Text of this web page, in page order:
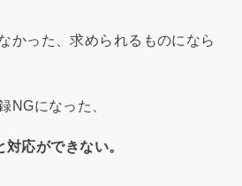
かった、求められるものになら
NGになった、
対応ができない。